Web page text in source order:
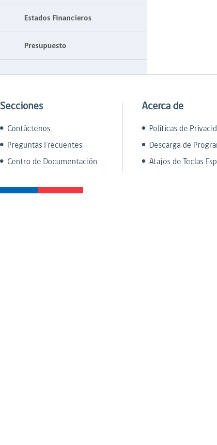
Estados Financieros
Presupuesto
Secciones
Contáctenos
Preguntas Frecuentes
Centro de Documentación
Acerca de
Políticas de
Descarga de
Atajos de Teclas